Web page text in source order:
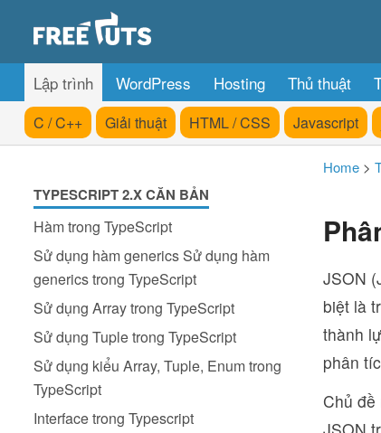
Lập trình WordPress Hosting Thủ thuật
C / C++ Giải thuật HTML / CSS Javascript
TYPESCRIPT 2.X CĂN BẢN
Hàm trong TypeScript
Sử dụng hàm generics Sử dụng hàm
generics trong TypeScript
Sử dụng Array trong TypeScript
Sử dụng Tuple trong TypeScript
Sử dụng kiểu Array, Tuple, Enum trong
TypeScript
Interface trong Typescript
Home >
JSON
biệt là
thành
phân
Chủ đề